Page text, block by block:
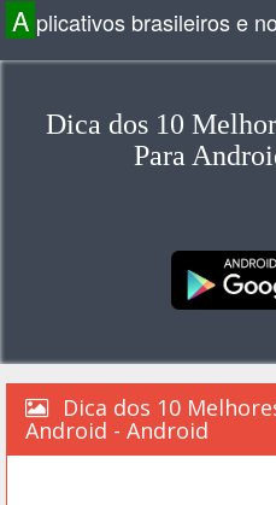
A plicativos brasileiros e
Dica dos 10
Para
Dica dos 10
Android - Android